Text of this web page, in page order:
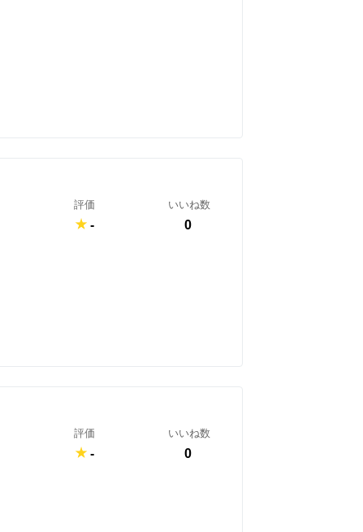
評価
-
いいね数
0
評価
-
いいね数
0